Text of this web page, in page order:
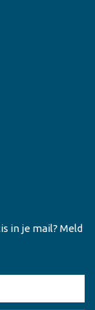
in je mail? Meld